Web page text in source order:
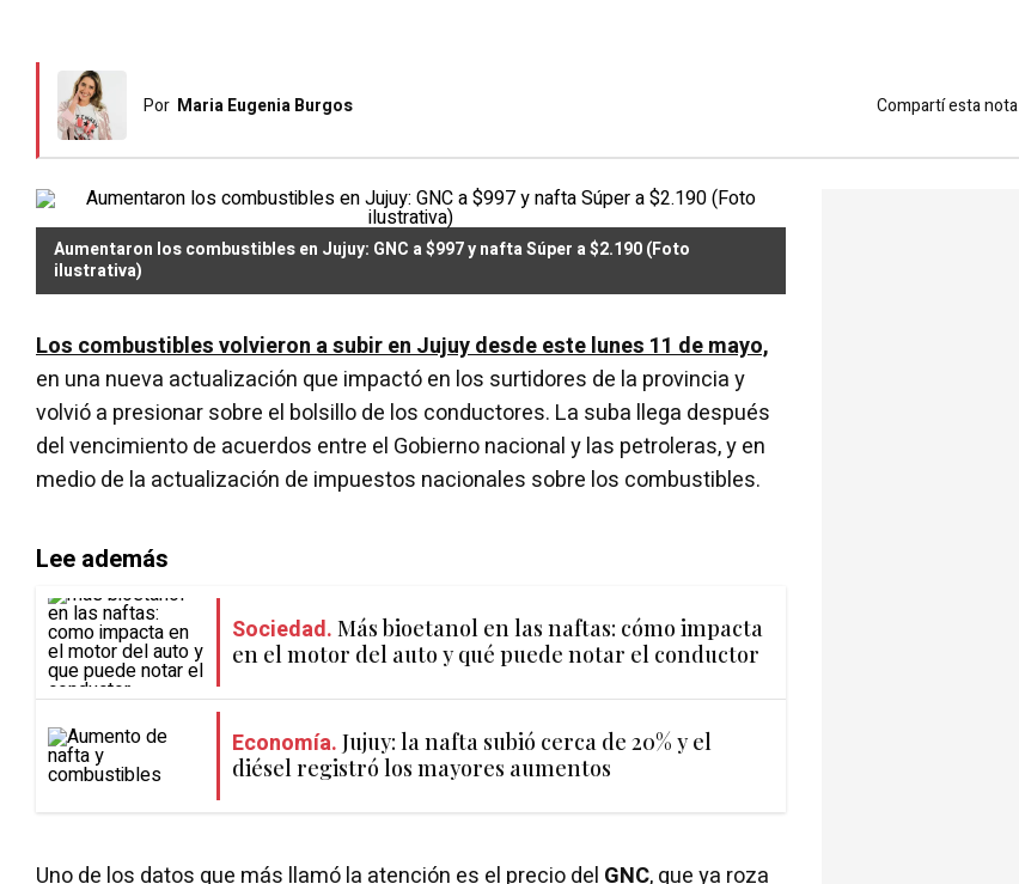
Por Maria Eugenia Burgos Compartí esta nota
Aumentaron los combustibles en Jujuy: GNC a $997 y nafta Súper a $2.190 (Foto
ilustrativa)
Los combustibles volvieron a subir en Jujuydesde este lunes 11 de mayo,
en una nueva actualización que impactó en los surtidores de la provincia y
volvió a presionar sobre el bolsillo de los conductores. La suba llega después
del vencimiento de acuerdos entre el Gobierno nacional y las petroleras, y en
medio de la actualización de impuestos nacionales sobre los combustibles.
Lee además
Sociedad. Más bioetanol en las naftas: cómo impacta
en el motor del auto y qué puede notar el conductor
Economía. Jujuy: la nafta subió cerca de 20% y el
diésel registró los mayores aumentos
Uno de los datos que más llamó la atención es el precio del GNC, que ya roza